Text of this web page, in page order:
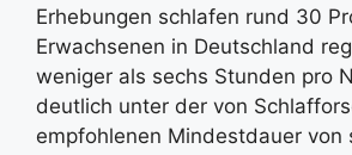
Erhebungen schlafen rund 30
Erwachsenen in Deutschland
weniger als sechs Stunden pro
deutlich unter der von
empfohlenen Mindestdauer von